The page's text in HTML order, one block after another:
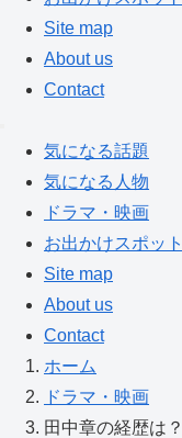
Site map
About us
Contact
気になる話題
気になる人物
ドラマ・映画
お出かけスポット
Site map
About us
Contact
ホーム
ドラマ・映画
田中章の経歴は